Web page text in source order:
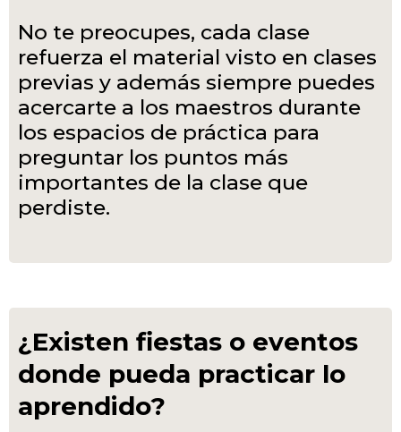
No te preocupes, cada clase
refuerza el material visto en clases
previas y además siempre puedes
acercarte a los maestros durante
los espacios de práctica para
preguntar los puntos más
importantes de la clase que
perdiste.
¿Existen fiestas o eventos
donde pueda practicar lo
aprendido?